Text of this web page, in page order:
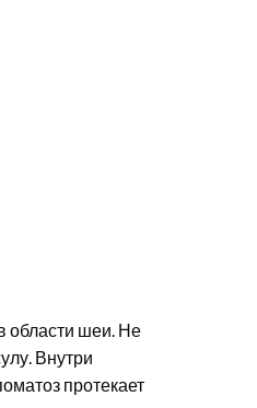
области шеи. Не
Внутри
протекает